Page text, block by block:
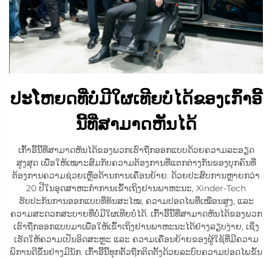
ປະໂຫຍດທີ່ບໍ່ມີໃຜເທີຍບໍ່ໄດ້ຂອງເກົ້າອີ້
ນີ້ທີ່ສາມາດຫັນໄດ້
ເກົ້າອີ້ນີ້ທີ່ສາມາດຫັນໄດ້ຂອງພວກເຮົາຖືກອອກແບບດ້ວຍຄວາມລະອຽດ
ສູງສຸດ ເພື່ອໃຫ້ເໝາະສົມກັບຄວາມຕ້ອງການທີ່ແຕກຕ່າງກັນຂອງບຸກຄົນທີ່
ຕ້ອງການຄວາມຊ່ວຍເຫຼືອດ້ານການເຄື່ອນຍ້າຍ. ດ້ວຍປະສົບການຫຼາຍກວ່າ
20 ປີໃນອຸດສາຫະກຳການເຂົ້າເຖິງຢານພາຫະນະ, Xinder-Tech
ຮັບປະກັນການອອກແບບທີ່ທັນສະໄໝ, ຄວາມປອດໄພທີ່ເໝືອນສູງ, ແລະ
ຄວາມສະດວກສະບາຍທີ່ບໍ່ມີໃຜເທີຍບໍ່ໄດ້. ເກົ້າອີ້ນີ້ທີ່ສາມາດຫັນໄດ້ຂອງພວກ
ເຮົາຖືກອອກແບບມາເພື່ອໃຫ້ເຂົ້າເຖິງຢານພາຫະນະໄດ້ຢ່າງລຽບງ່າຍ, ເຊິ່ງ
ເຮັດໃຫ້ຄວາມເປັນອິດສະຫຼະ ແລະ ຄວາມເຄື່ອນຍ້າຍຂອງຜູ້ໃຊ້ທີ່ມີຄວາມ
ພິການດີຂຶ້ນຢ່າງມີນັກ. ເກົ້າອີ້ນີ້ທຸກຕັ້ວຖືກຕິດຕັ້ງດ້ວຍລະບົບຄວາມປອດໄພຂັ້ນ